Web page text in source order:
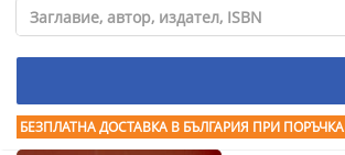
БЕЗПЛАТНА ДОСТАВКА В БЪЛГАРИЯ ПРИ ПОРЪЧКА